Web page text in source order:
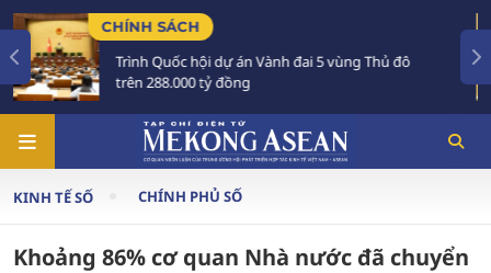
đai 5 vùng Thủ đô
Tổng Bí thư, Chủ tịch nước
Australia và New Zealand
KINH TẾ SỐ CHÍNH PHỦ SỐ
Khoảng 86% cơ quan Nhà nước đã chuyển